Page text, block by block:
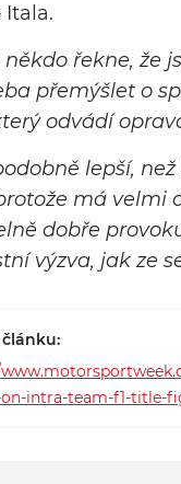
řekne, že
přemýšlet o
odvádí
lepší,
má velmi
dobře
výzva, jak ze
on-intra-team-f1-title-